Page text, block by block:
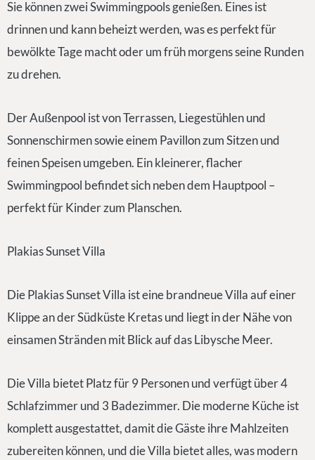
Sie können zwei Swimmingpools genießen. Eines ist
drinnen und kann beheizt werden, was es perfekt für
bewölkte Tage macht oder um früh morgens seine Runden
zu drehen.
Der Außenpool ist von Terrassen, Liegestühlen und
Sonnenschirmen sowie einem Pavillon zum Sitzen und
feinen Speisen umgeben. Ein kleinerer, flacher
Swimmingpool befindet sich neben dem Hauptpool –
perfekt für Kinder zum Planschen.
Plakias Sunset Villa
Die Plakias Sunset Villa ist eine brandneue Villa auf einer
Klippe an der Südküste Kretas und liegt in der Nähe von
einsamen Stränden mit Blick auf das Libysche Meer.
Die Villa bietet Platz für 9 Personen und verfügt über 4
Schlafzimmer und 3 Badezimmer. Die moderne Küche ist
komplett ausgestattet, damit die Gäste ihre Mahlzeiten
zubereiten können, und die Villa bietet alles, was modern